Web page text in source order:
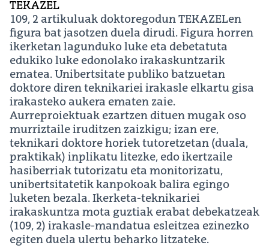
TEKAZEL
109, 2 artikuluak doktoregodun TEKAZELen
figura bat jasotzen duela dirudi. Figura horren
ikerketan lagunduko luke eta debetatuta
edukiko luke edonolako irakaskuntzarik
ematea. Unibertsitate publiko batzuetan
doktore diren teknikariei irakasle elkartu gisa
irakasteko aukera ematen zaie.
Aurreproiektuak ezartzen dituen mugak oso
murriztaile iruditzen zaizkigu; izan ere,
teknikari doktore horiek tutoretzetan (duala,
praktikak) inplikatu litezke, edo ikertzaile
hasiberriak tutorizatu eta monitorizatu,
unibertsitatetik kanpokoak balira egingo
luketen bezala. Ikerketa-teknikariei
irakaskuntza mota guztiak erabat debekatzeak
(109, 2) irakasle-mandatua esleitzea ezinezko
egiten duela ulertu beharko litzateke.